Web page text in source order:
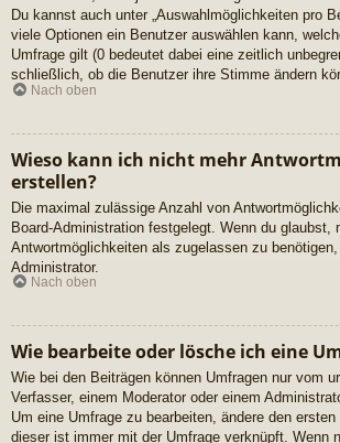
Du kannst auch unter „Auswahlmöglichkeiten pro
viele Optionen ein Benutzer auswählen kann,
Umfrage gilt (0 bedeutet dabei eine zeitlich
schließlich, ob die Benutzer ihre Stimme ändern
Nach oben
Wieso kann ich nicht mehr
erstellen?
Die maximal zulässige Anzahl von
Board-Administration festgelegt. Wenn du glaubst,
Antwortmöglichkeiten als zugelassen zu
Administrator.
Nach oben
Wie bearbeite oder lösche ich eine
Wie bei den Beiträgen können Umfragen nur vom
Verfasser, einem Moderator oder einem
Um eine Umfrage zu bearbeiten, ändere den
dieser ist immer mit der Umfrage verknüpft. Wenn